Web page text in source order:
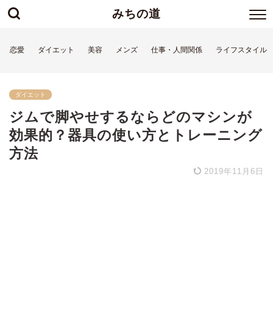
みちの道
恋愛 ダイエット 美容 メンズ 仕事・人間関係 ライフスタイル
ダイエット
ジムで脚やせするならどのマシンが
効果的？器具の使い方とトレーニング
方法
2019年11月6日